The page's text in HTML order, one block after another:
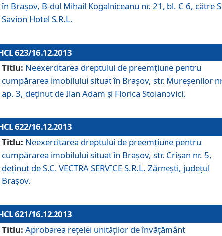
în Braşov, B-dul Mihail Kogalniceanu nr. 21, bl. C 6, către
Savion Hotel S.R.L.
623/16.12.2013
Titlu: Neexercitarea dreptului de preemţiune pentru
cumpărarea imobilului situat în Braşov, str. Mureşenilor
ap. 3, deţinut de Ilan Adam şi Florica Stoianovici.
622/16.12.2013
Titlu: Neexercitarea dreptului de preemţiune pentru
cumpărarea imobilului situat în Braşov, str. Crişan nr. 5,
deţinut de S.C. VECTRA SERVICE S.R.L. Zărneşti, judeţul
Braşov.
621/16.12.2013
Titlu: Aprobarea reţelei unităţilor de învăţământ